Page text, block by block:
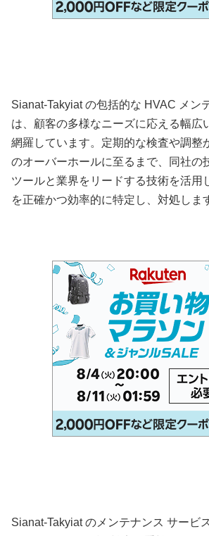
Sianat-Takyiat の包括的な HVAC メン
は、顧客の多様なニーズに応える幅広
網羅しています。定期的な検査や調整
のオーバーホールに至るまで、同社の
ツールと業界をリードする技術を活用
を正確かつ効率的に特定し、対処しま
Sianat-Takyiat のメンテナンス サービ